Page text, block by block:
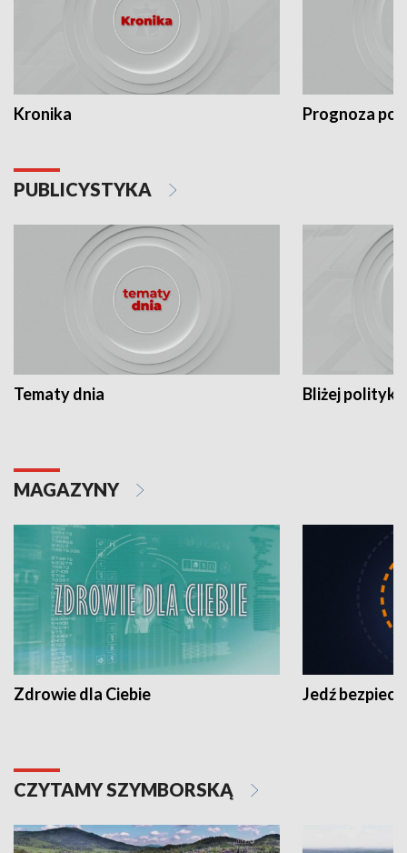
Kronika Prognoza
PUBLICYSTYKA
Tematy dnia Bliżej polityki
MAGAZYNY
Zdrowie dla Ciebie Jedź
CZYTAMY SZYMBORSKĄ